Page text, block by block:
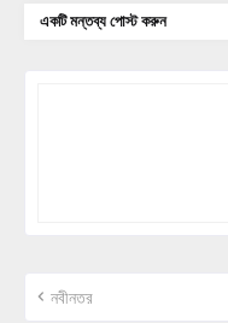
একটি মন্তব্য পোস্ট করুন
নবীনতর